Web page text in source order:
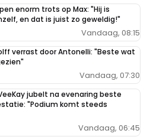
enorm trots op Max: "Hij is
en dat is juist zo geweldig!"
Vandaag, 08:15
verrast door Antonelli: "Beste wat
Vandaag, 07:30
jubelt na evenaring beste
"Podium komt steeds
Vandaag, 06:45